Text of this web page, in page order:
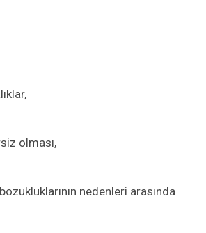
olması,
nedenleri arasında